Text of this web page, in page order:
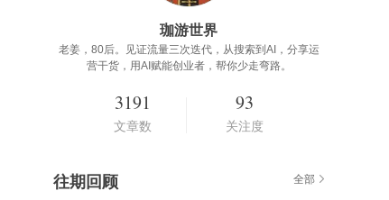
珈游世界
老姜，80后。见证流量三次迭代，从搜索到AI，分享运
营干货，用AI赋能创业者，帮你少走弯路。
3191
文章数
93
关注度
往期回顾 全部